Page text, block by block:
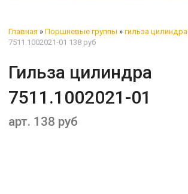
Главная » Поршневые группы » гильза цилиндра
7511.1002021-01 138 руб
Гильза цилиндра
7511.1002021-01
арт. 138 руб